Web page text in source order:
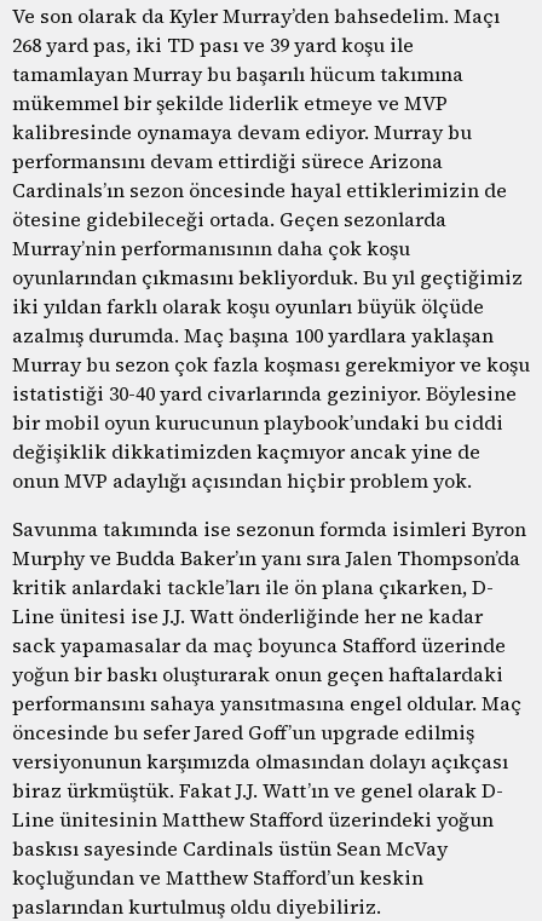
Ve son olarak da Kyler Murray’den bahsedelim. Maçı
268 yard pas, iki TD pası ve 39 yard koşu ile
tamamlayan Murray bu başarılı hücum takımına
mükemmel bir şekilde liderlik etmeye ve MVP
kalibresinde oynamaya devam ediyor. Murray bu
performansını devam ettirdiği sürece Arizona
Cardinals’ın sezon öncesinde hayal ettiklerimizin de
ötesine gidebileceği ortada. Geçen sezonlarda
Murray’nin performanısının daha çok koşu
oyunlarından çıkmasını bekliyorduk. Bu yıl geçtiğimiz
iki yıldan farklı olarak koşu oyunları büyük ölçüde
azalmış durumda. Maç başına 100 yardlara yaklaşan
Murray bu sezon çok fazla koşması gerekmiyor ve koşu
istatistiği 30-40 yard civarlarında geziniyor. Böylesine
bir mobil oyun kurucunun playbook’undaki bu ciddi
değişiklik dikkatimizden kaçmıyor ancak yine de
onun MVP adaylığı açısından hiçbir problem yok.
Savunma takımında ise sezonun formda isimleri Byron
Murphy ve Budda Baker’ın yanı sıra Jalen Thompson’da
kritik anlardaki tackle’ları ile ön plana çıkarken, D-
Line ünitesi ise J.J. Watt önderliğinde her ne kadar
sack yapamasalar da maç boyunca Stafford üzerinde
yoğun bir baskı oluşturarak onun geçen haftalardaki
performansını sahaya yansıtmasına engel oldular. Maç
öncesinde bu sefer Jared Goff’un upgrade edilmiş
versiyonunun karşımızda olmasından dolayı açıkçası
biraz ürkmüştük. Fakat J.J. Watt’ın ve genel olarak D-
Line ünitesinin Matthew Stafford üzerindeki yoğun
baskısı sayesinde Cardinals üstün Sean McVay
koçluğundan ve Matthew Stafford’un keskin
paslarından kurtulmuş oldu diyebiliriz.